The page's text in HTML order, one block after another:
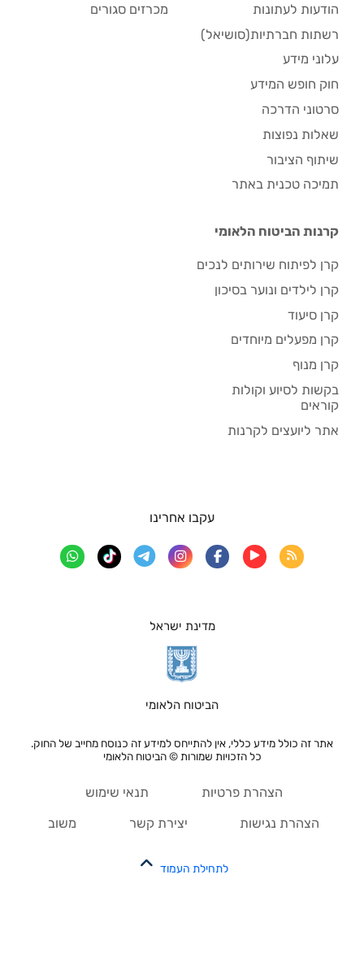
הודעות לעתונות
רשתות חברתיות(סושיאל)
עלוני מידע
חוק חופש המידע
סרטוני הדרכה
שאלות נפוצות
שיתוף הציבור
תמיכה טכנית באתר
מכרזים סגורים
קרנות הביטוח הלאומי
קרן לפיתוח שירותים לנכים
קרן לילדים ונוער בסיכון
קרן סיעוד
קרן מפעלים מיוחדים
קרן מנוף
בקשות לסיוע וקולות
קוראים
אתר ליועצים לקרנות
מדינת ישראל
הביטוח הלאומי
אתר זה כולל מידע כללי, אין להתייחס למידע זה כנוסח מחייב של החוק.
כל הזכויות שמורות © הביטוח הלאומי
עקבו אחרינו
הצהרת פרטיות תנאי שימוש
הצהרת נגישות יצירת קשר משוב
לתחילת העמוד